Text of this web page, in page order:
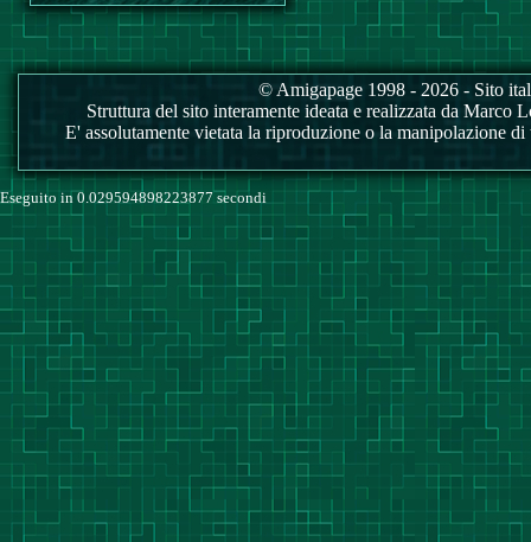
© Amigapage 1998 - 2026 - Sito
Struttura del sito interamente ideata e realizzata da
E' assolutamente vietata la riproduzione o la manipolazione
Eseguito in 0.029594898223877 secondi